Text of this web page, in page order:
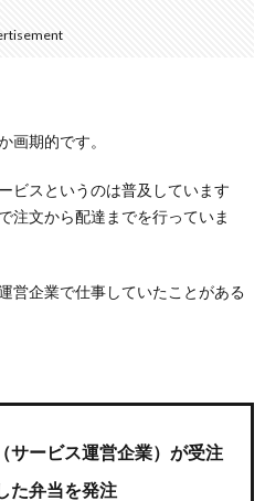
画期的です。
ビスというのは普及しています
注文から配達までを行っていま
営企業で仕事していたことがある
サービス運営企業）が受注
た弁当を発注